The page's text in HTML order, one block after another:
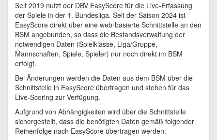
Seit 2019 nutzt der DBV EasyScore für die Live-Erfassung
der Spiele in der 1. Bundesliga. Seit der Saison 2024 ist
EasyScore direkt über eine web-basierte Schnittstelle an den
BSM angebunden, so dass die Bestandsverwaltung der
notwendigen Daten (Spielklasse, Liga/Gruppe,
Mannschaften, Spiele, Spieler) nur noch direkt im BSM
erfolgt.
Bei Änderungen werden die Daten aus dem BSM über die
Schnittstelle in EasyScore übertragen und stehen für das
Live-Scoring zur Verfügung.
Aufgrund von Abhängigkeiten wird über die Schnittstelle
sichergestellt, dass die benötigten Daten gemäß folgender
Reihenfolge nach EasyScore übertragen werden: